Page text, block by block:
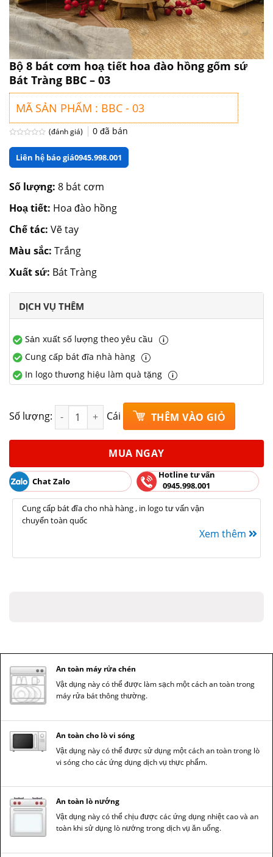
Bộ 8 bát cơm hoạ tiết hoa đào hồng gốm sứ
Bát Tràng BBC – 03
MÃ SẢN PHẨM : BBC - 03
xếp
hạng
0
(đánh giá) 0đã bán
Liên hệ báo giá0945.998.001
Số lượng: 8 bát cơm
Hoạ tiết: Hoa đào hồng
Chế tác: Vẽ tay
Màu sắc: Trắng
Xuất sứ: Bát Tràng
DỊCH VỤ THÊM
Sản xuất số lượng theo yêu cầu
Cung cấp bát đĩa nhà hàng
In logo thương hiệu làm quà tặng
Số lượng: Bộ 8 bát cơm hoạ tiết hoa đào hồng gốm sứ Bát
Cái THÊM VÀO GIỎ
MUA NGAY
Chat Zalo
Hotline tư vấn
0945.998.001
Cung cấp bát đĩa cho nhà hàng , in logo tư vấn vận
chuyển toàn quốc
Xem thêm
An toàn máy rửa chén
Vật dụng này có thể được làm sạch một cách an toàn trong
máy rửa bát thông thường.
An toàn cho lò vi sóng
Vật dụng này có thể được sử dụng một cách an toàn trong lò
vi sóng cho các ứng dụng dịch vụ thực phẩm.
An toàn lò nướng
Vật dụng này có thể chịu được các ứng dụng nhiệt cao và an
toàn khi sử dụng lò nướng trong dịch vụ ăn uống.